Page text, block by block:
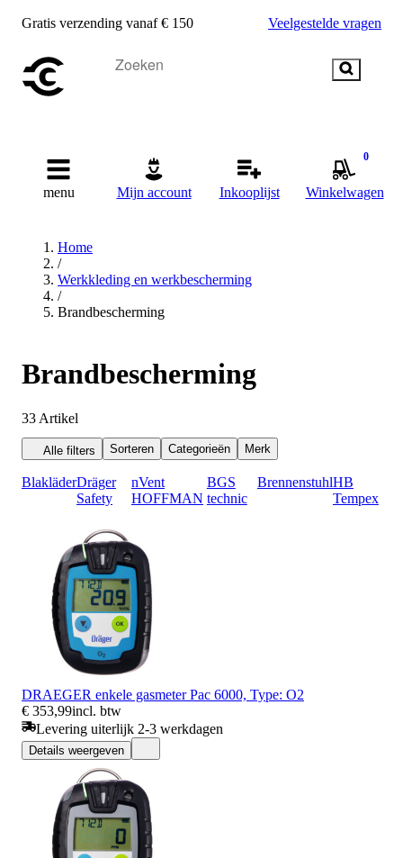
Gratis verzending vanaf € 150 Veelgestelde vragen
menu Mijn account Inkooplijst
0
Winkelwagen
Home
/
Werkkleding en werkbescherming
/
Brandbescherming
Brandbescherming
33 Artikel
Alle filters Sorteren Categorieën Merk
BlakläderDräger
Safety
nVent
HOFFMAN
BGS
technic
BrennenstuhlHB
Tempex
DRAEGER enkele gasmeter Pac 6000, Type: O2
€ 353,99incl. btw
Levering uiterlijk 2-3 werkdagen
Details weergeven